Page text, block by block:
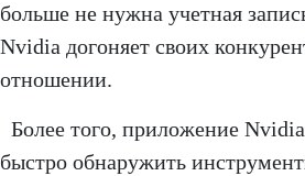
больше не нужна учетная
Nvidia догоняет своих
отношении.
Более того, приложение
быстро обнаружить